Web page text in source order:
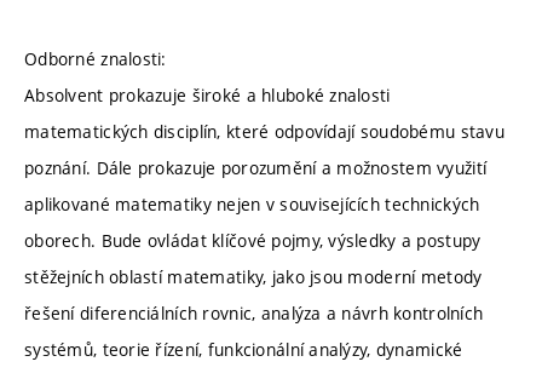
Odborné znalosti:
Absolvent prokazuje široké a hluboké znalosti
matematických disciplín, které odpovídají soudobému stavu
poznání. Dále prokazuje porozumění a možnostem využití
aplikované matematiky nejen v souvisejících technických
oborech. Bude ovládat klíčové pojmy, výsledky a postupy
stěžejních oblastí matematiky, jako jsou moderní metody
řešení diferenciálních rovnic, analýza a návrh kontrolních
systémů, teorie řízení, funkcionální analýzy, dynamické